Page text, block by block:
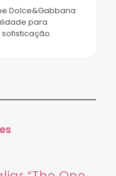
Dolce&Gabbana
para